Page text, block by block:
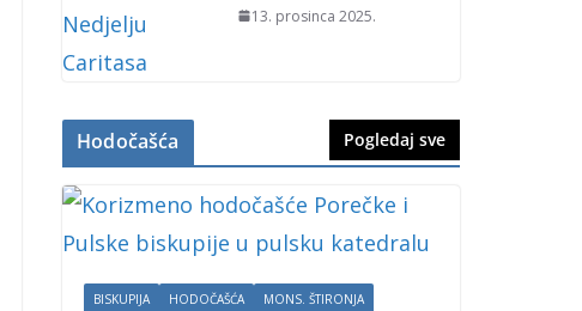
13. prosinca 2025.
Hodočašća Pogledaj sve
BISKUPIJA HODOČAŠĆA
MONS. ŠTIRONJA